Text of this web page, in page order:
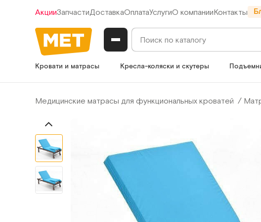
АкцииЗапчастиДоставкаОплатаУслугиО компанииКонтакты
Кровати и матрасы Кресла-коляски и скутеры
Медицинские матрасы для функциональных кроватей